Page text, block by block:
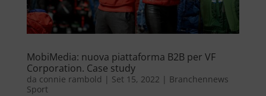
MobiMedia: nuova piattaforma B2B per VF
Corporation. Case study
da connie rambold | Set 15, 2022 | Branchennews
Sport